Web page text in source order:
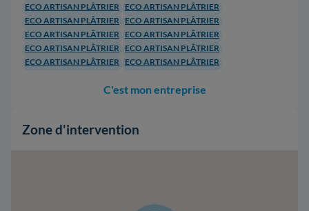
ECO ARTISAN PLÂTRIER
ECO ARTISAN PLÂTRIER
ECO ARTISAN PLÂTRIER
ECO ARTISAN PLÂTRIER
ECO ARTISAN PLÂTRIER
ECO ARTISAN PLÂTRIER
ECO ARTISAN PLÂTRIER
ECO ARTISAN PLÂTRIER
ECO ARTISAN PLÂTRIER
ECO ARTISAN PLÂTRIER
C'est mon entreprise
Zone d'intervention